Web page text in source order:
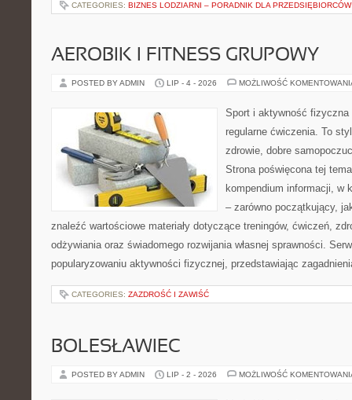
CATEGORIES: BIZNES LODZIARNI – PORADNIK DLA PRZEDSIĘBIORCÓW
AEROBIK I FITNESS GRUPOWY
POSTED BY ADMIN LIP - 4 - 2026 MOŻLIWOŚĆ
Sport i aktywność
regularne ćwiczenia. To
zdrowie, dobre
Strona poświęcona tej
kompendium informacji, w
– zarówno początkujący,
znaleźć wartościowe materiały dotyczące treningów, ćwiczeń,
odżywiania oraz świadomego rozwijania własnej sprawności.
popularyzowaniu aktywności fizycznej, przedstawiając
CATEGORIES: ZAZDROŚĆ I ZAWIŚĆ
BOLESŁAWIEC
POSTED BY ADMIN LIP - 2 - 2026 MOŻLIWOŚĆ